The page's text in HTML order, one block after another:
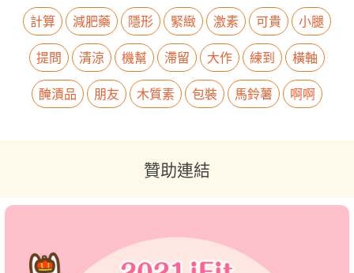
計算 減肥藥 隱形 緊緻 激素 可貴
小腿
提問
清涼 機幫 滯留 大作 練到
橫軸
醃漬品
朋友 木質素 包裝 馬鈴薯 啊啊
贊助連結